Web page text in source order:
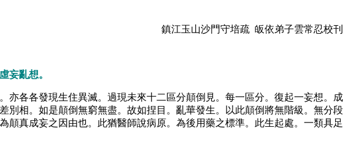
鎮江玉山沙門守培疏 皈依弟子雲常忍校刊
妄亂想。
各各發現生住異滅。過現未來十二區分顛倒見。每一區分。復起一妄想。成
相。如是顛倒無窮無盡。故如捏目。亂華發生。以此顛倒將無階級。無分段
真成妄之因由也。此猶醫師說病原。為後用藥之標準。此生起處。一類具足